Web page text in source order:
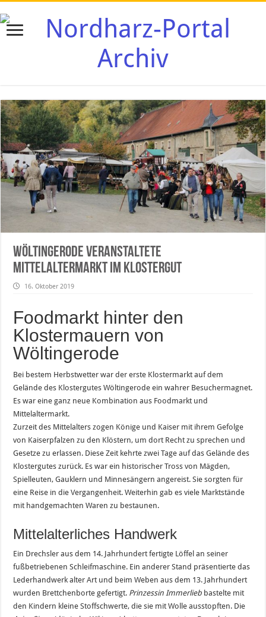
Wöltingerode veranstaltete
Mittelaltermarkt im Klostergut
16. Oktober 2019
Foodmarkt hinter den
Klostermauern von
Wöltingerode
Bei bestem Herbstwetter war der erste Klostermarkt auf dem
Gelände des Klostergutes Wöltingerode ein wahrer Besuchermagnet.
Es war eine ganz neue Kombination aus Foodmarkt und
Mittelaltermarkt.
Zurzeit des Mittelalters zogen Könige und Kaiser mit ihrem Gefolge
von Kaiserpfalzen zu den Klöstern, um dort Recht zu sprechen und
Gesetze zu erlassen. Diese Zeit kehrte zwei Tage auf das Gelände des
Klostergutes zurück. Es war ein historischer Tross von Mägden,
Spielleuten, Gauklern und Minnesängern angereist. Sie sorgten für
eine Reise in die Vergangenheit. Weiterhin gab es viele Marktstände
mit handgemachten Waren zu bestaunen.
Mittelalterliches Handwerk
Ein Drechsler aus dem 14. Jahrhundert fertigte Löffel an seiner
fußbetriebenen Schleifmaschine. Ein anderer Stand präsentierte das
Lederhandwerk alter Art und beim Weben aus dem 13. Jahrhundert
wurden Brettchenborte gefertigt. Prinzessin Immerlieb bastelte mit
den Kindern kleine Stoffschwerte, die sie mit Wolle ausstopften. Die